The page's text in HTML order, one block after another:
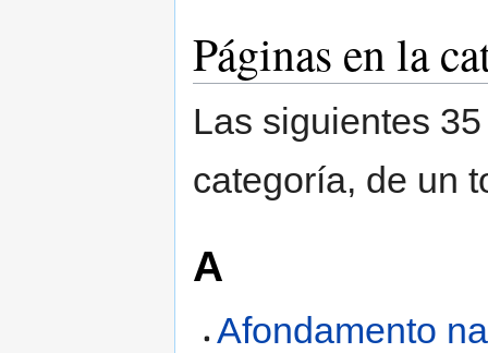
Páginas en la
Las siguientes
categoría, de un
A
Afondamento